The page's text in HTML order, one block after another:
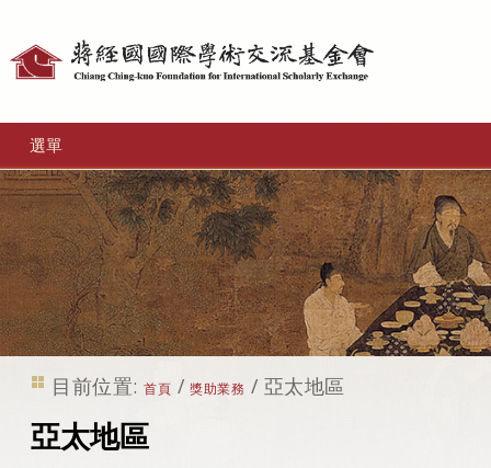
選單
目前位置: 首頁 /獎助業務 / 亞太地區
亞太地區